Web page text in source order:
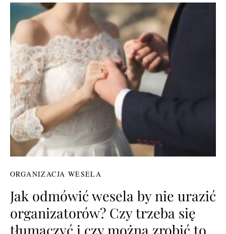
ORGANIZACJA WESELA
Jak odmówić wesela by nie urazić
organizatorów? Czy trzeba się
tłumaczyć i czy można zrobić to